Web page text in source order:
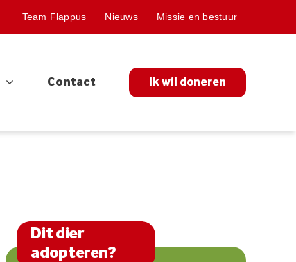
Team Flappus Nieuws Missie en bestuur
Contact Ik wil doneren
Dit dier
adopteren?